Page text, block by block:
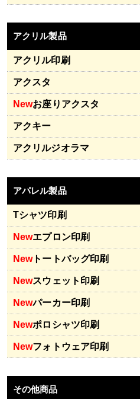
アクリル製品
アクリル印刷
アクスタ
Newお座りアクスタ
アクキー
アクリルジオラマ
アパレル製品
Tシャツ印刷
Newエプロン印刷
Newトートバッグ印刷
Newスウェット印刷
Newパーカー印刷
Newポロシャツ印刷
Newフォトウェア印刷
その他商品